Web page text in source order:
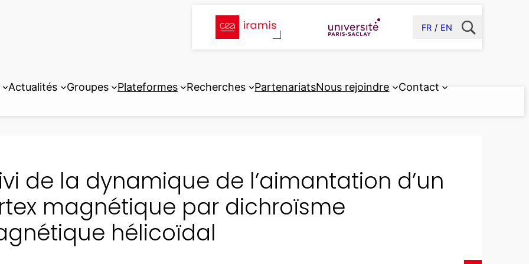
FR EN
Actualités Groupes Plateformes Recherches PartenariatsNous rejoindre Contact
de la dynamique de l’aimantation d’un
magnétique par dichroïsme
hélicoïdal